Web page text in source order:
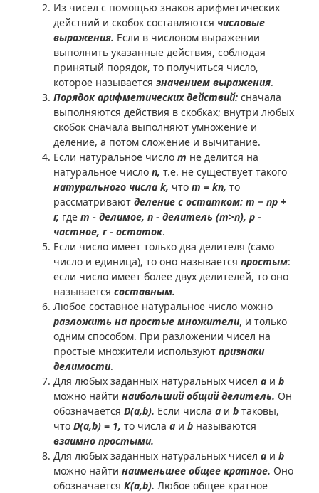
Из чисел с помощью знаков арифметических
действий и скобок составляются числовые
выражения. Если в числовом выражении
выполнить указанные действия, соблюдая
принятый порядок, то получиться число,
которое называется значением выражения.
Порядок арифметических действий: сначала
выполняются действия в скобках; внутри любых
скобок сначала выполняют умножение и
деление, а потом сложение и вычитание.
Если натуральное число m не делится на
натуральное число n, т.е. не существует такого
натурального числа k, что m = kn, то
рассматривают деление с остатком: m = np +
r, где m - делимое, n - делитель (m>n), p -
частное, r - остаток.
Если число имеет только два делителя (само
число и единица), то оно называется простым:
если число имеет более двух делителей, то оно
называется составным.
Любое составное натуральное число можно
разложить на простые множители, и только
одним способом. При разложении чисел на
простые множители используют признаки
делимости.
Для любых заданных натуральных чисел a и b
можно найти наибольший общий делитель. Он
обозначается D(a,b). Если числа a и b таковы,
что D(a,b) = 1, то числа a и b называются
взаимно простыми.
Для любых заданных натуральных чисел a и b
можно найти наименьшее общее кратное. Оно
обозначается K(a,b). Любое общее кратное